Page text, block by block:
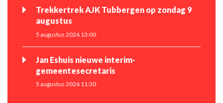
Trekkertrek AJK Tubbergen op zondag 9
augustus
5 augustus 2026 13:00
Jan Eshuis nieuwe interim-
gemeentesecretaris
5 augustus 2026 11:30